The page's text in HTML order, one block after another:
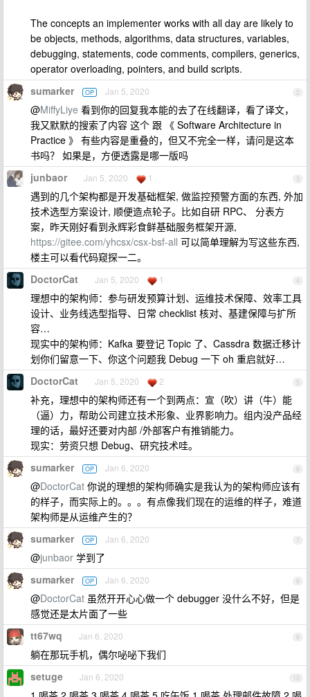
The concepts an implementer works with all day are likely to
be objects, methods, algorithms, data structures, variables,
debugging, statements, code comments, compilers, generics,
operator overloading, pointers, and build scripts.
2
sumarker OP Jan 5, 2020
@MiffyLiye 看到你的回复我本能的去了在线翻译，看了译文，
我又默默的搜索了内容 这个 跟 《 Software Architecture in
Practice 》 有些内容是重叠的，但又不完全一样，请问是这本
书吗？ 如果是，方便透露是哪一版吗
3
junbaor Jan 5, 2020 1
遇到的几个架构都是开发基础框架, 做监控预警方面的东西, 外加
技术选型方案设计, 顺便造点轮子。比如自研 RPC、 分表方
案，昨天刚好看到永辉彩食鲜基础服务框架开源,
https://gitee.com/yhcsx/csx-bsf-all 可以简单理解为写这些东西,
楼主可以看代码窥探一二。
4
DoctorCat Jan 5, 2020 1
理想中的架构师：参与研发预算计划、运维技术保障、效率工具
设计、业务线选型指导、日常 checklist 核对、基建保障与扩所
容…
现实中的架构师：Kafka 要登记 Topic 了、Cassdra 数据迁移计
划你们留意一下、你这个问题我 Debug 一下 oh 重启就好…
5
DoctorCat Jan 5, 2020 2
补充，理想中的架构师还有一个到两点：宣（吹）讲（牛）能
（逼）力，帮助公司建立技术形象、业界影响力。组内没产品经
理的话，最好还要对内部 /外部客户有推销能力。
现实：劳资只想 Debug、研究技术哇。
6
sumarker OP Jan 6, 2020
@DoctorCat 你说的理想的架构师确实是我认为的架构师应该有
的样子，而实际上的。。。有点像我们现在的运维的样子，难道
架构师是从运维产生的？
7
sumarker OP Jan 6, 2020
@junbaor 学到了
8
sumarker OP Jan 6, 2020
@DoctorCat 虽然开开心心做一个 debugger 没什么不好，但是
感觉还是太片面了一些
9
tt67wq Jan 6, 2020
躺在那玩手机，偶尔咇咇下我们
10
setuge Jan 6, 2020